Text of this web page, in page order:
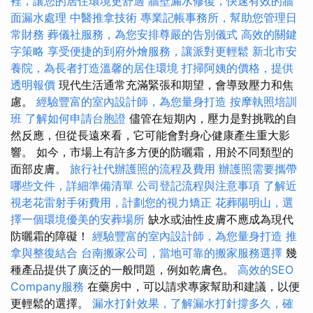
面漏水處理 中醫推拿技術 專業記帳事務所，幫助您管理日
常財務 葬儀社服務，為您安排尊嚴的告別儀式 高效的關鍵
字策略 享受便捷的到府外燴服務，讓派對更輕鬆 新北市安
養院，為長者打造溫馨的居住環境 打掃阿姨的價格，提供
透明報價 現代生活通常充滿緊張和期望，會導致壓力和焦
慮。 經驗豐富的室內設計師，為您量身打造 按摩執照培訓
班 了解如何申請台胞證 儘管在短期內，壓力是對挑戰的自
然反應，但從長遠來看，它可能會對身心健康產生重大影
響。 如今，市場上有許多方便的防曬霜，用於不同類型的
面部皮膚。 旅行社代辦護照的流程及費用 辦護照需要攜帶
哪些文件，詳細準備清單 公司登記流程與注意事項 了解近
視老花雷射手術費用，計劃您的視力矯正 花葬陽明山，選
擇一個環境優美的安葬場所 缺水或油性皮膚不應成為現代
防曬霜的障礙！ 經驗豐富的室內設計師，為您量身打造 推
拿與整復結合 台南搬家公司，當地可靠的搬家服務選擇 幾
種產品提供了廣泛的一般問題，例如乾膚色。 高效的SEO
Company服務 在藥房中，可以請求專家幫助和建議，以便
更輕鬆的選擇。 漏水打針效果，了解漏水打針撐多久，確